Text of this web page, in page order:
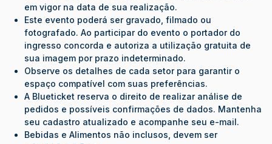
em vigor na data de sua realização.
Este evento poderá ser gravado, filmado ou
fotografado. Ao participar do evento o portador do
ingresso concorda e autoriza a utilização gratuita de
sua imagem por prazo indeterminado.
Observe os detalhes de cada setor para garantir o
espaço compatível com suas preferências.
A Blueticket reserva o direito de realizar análise de
pedidos e possíveis confirmações de dados. Mantenha
seu cadastro atualizado e acompanhe seu e-mail.
Bebidas e Alimentos não inclusos, devem ser